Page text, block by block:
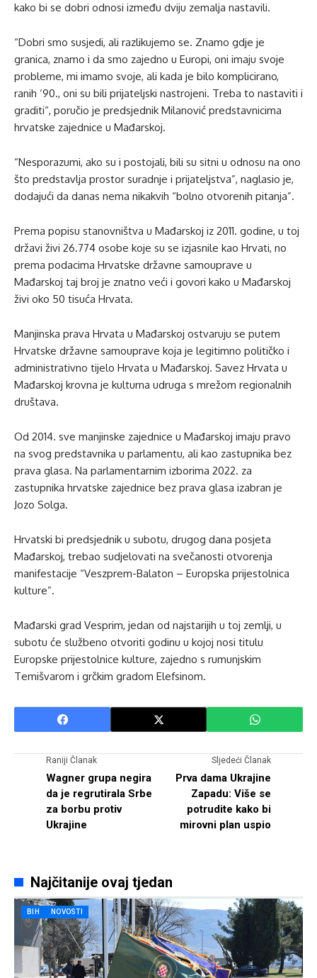
kako bi se dobri odnosi između dviju zemalja nastavili.
“Dobri smo susjedi, ali razlikujemo se. Znamo gdje je
granica, znamo i da smo zajedno u Europi, oni imaju svoje
probleme, mi imamo svoje, ali kada je bilo komplicirano,
ranih ‘90., oni su bili prijateljski nastrojeni. Treba to nastaviti i
graditi“, poručio je predsjednik Milanović predstavnicima
hrvatske zajednice u Mađarskoj.
“Nesporazumi, ako su i postojali, bili su sitni u odnosu na ono
što predstavlja prostor suradnje i prijateljstva”, naglasio je,
dodajući da danas nema nikakvih “bolno otvorenih pitanja”.
Prema popisu stanovništva u Mađarskoj iz 2011. godine, u toj
državi živi 26.774 osobe koje su se izjasnile kao Hrvati, no
prema podacima Hrvatske državne samouprave u
Mađarskoj taj broj je znatno veći i govori kako u Mađarskoj
živi oko 50 tisuća Hrvata.
Manjinska prava Hrvata u Mađarskoj ostvaruju se putem
Hrvatske državne samouprave koja je legitimno političko i
administrativno tijelo Hrvata u Mađarskoj. Savez Hrvata u
Mađarskoj krovna je kulturna udruga s mrežom regionalnih
društava.
Od 2014. sve manjinske zajednice u Mađarskoj imaju pravo
na svog predstavnika u parlamentu, ali kao zastupnika bez
prava glasa. Na parlamentarnim izborima 2022. za
zastupnika hrvatske zajednice bez prava glasa izabran je
Jozo Solga.
Hrvatski bi predsjednik u subotu, drugog dana posjeta
Mađarskoj, trebao sudjelovati na svečanosti otvorenja
manifestacije “Veszprem-Balaton – Europska prijestolnica
kulture”.
Mađarski grad Vesprim, jedan od najstarijih u toj zemlji, u
subotu će službeno otvoriti godinu u kojoj nosi titulu
Europske prijestolnice kulture, zajedno s rumunjskim
Temišvarom i grčkim gradom Elefsinom.
Raniji Članak
Wagner grupa negira
da je regrutirala Srbe
za borbu protiv
Ukrajine
Sljedeći Članak
Prva dama Ukrajine
Zapadu: Više se
potrudite kako bi
mirovni plan uspio
Najčitanije ovaj tjedan
BIH NOVOSTI